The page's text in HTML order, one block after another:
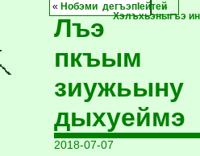
« Нобэми дегъэпIейтей
Хэлъхьэныгъэ ин
Лъэ
пкъым
зиужьыну
дыхуеймэ
2018-07-07